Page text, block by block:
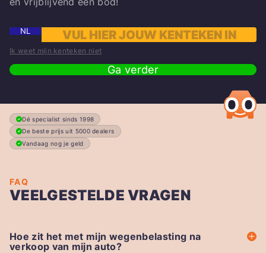
NL
Ik weet mijn kenteken niet
Ga verder
Dé specialist sinds 1998
De beste prijs uit 5000 dealers
Vandaag nog je geld
FAQ
VEELGESTELDE VRAGEN
Hoe zit het met mijn wegenbelasting na
verkoop van mijn auto?